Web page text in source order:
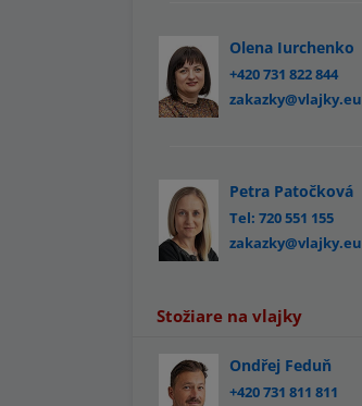
Olena Iurchenko
+420 731 822 844
zakazky@vlajky.eu
Petra Patočková
Tel: 720 551 155
zakazky@vlajky.eu
Stožiare na vlajky
Ondřej Feduň
+420 731 811 811